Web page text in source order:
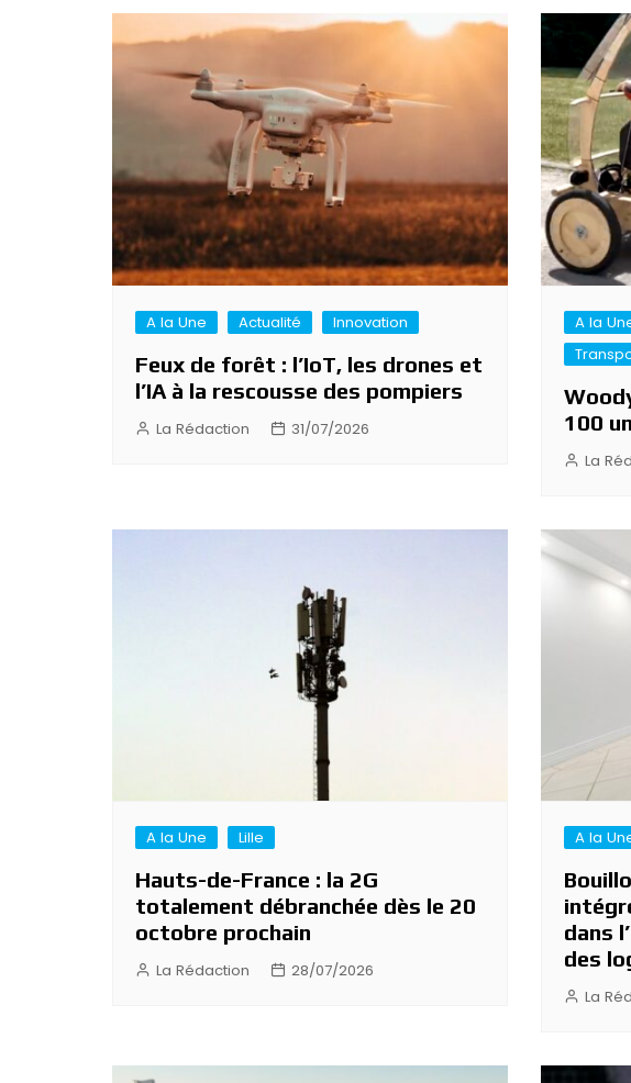
Navigation
l’article
A la Une Actualité Innovation
Feux de forêt : l’IoT, les drones et
l’IA à la rescousse des pompiers
La Rédaction 31/07/2026
A la
100
La
A la Une Lille
Hauts-de-France : la 2G
totalement débranchée dès le 20
octobre prochain
La Rédaction 28/07/2026
A la
dans
des
La